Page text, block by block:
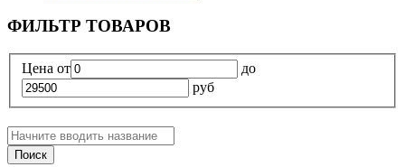
ФИЛЬТР ТОВАРОВ
Цена от
до
руб
Поиск